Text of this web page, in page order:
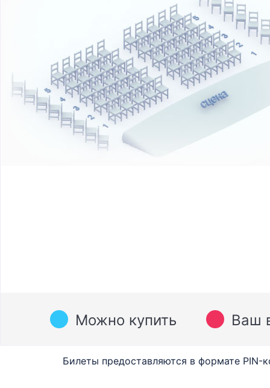
Можно купить Ваш
Билеты предоставляются в формате PIN-